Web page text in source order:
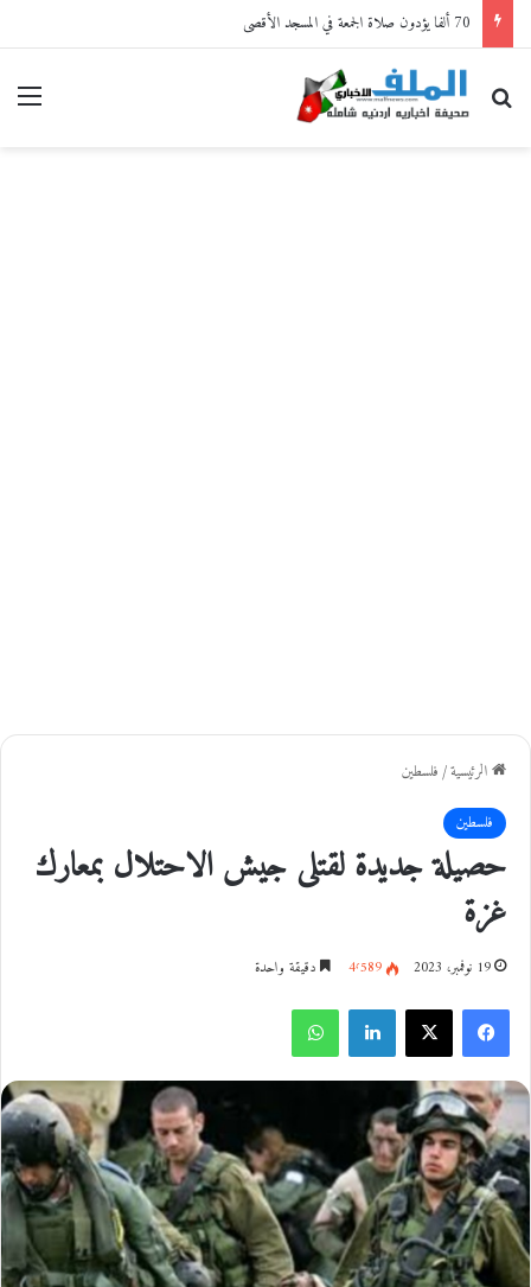
70 ألفا يؤدون صلاة الجمعة في المسجد الأقصى
بحث عن
الرئيسية/فلسطين
فلسطين
حصيلة جديدة لقتلى جيش الاحتلال بمعارك
غزة
19 نوفمبر، 2023 4٬589 دقيقة واحدة
فيسبوك